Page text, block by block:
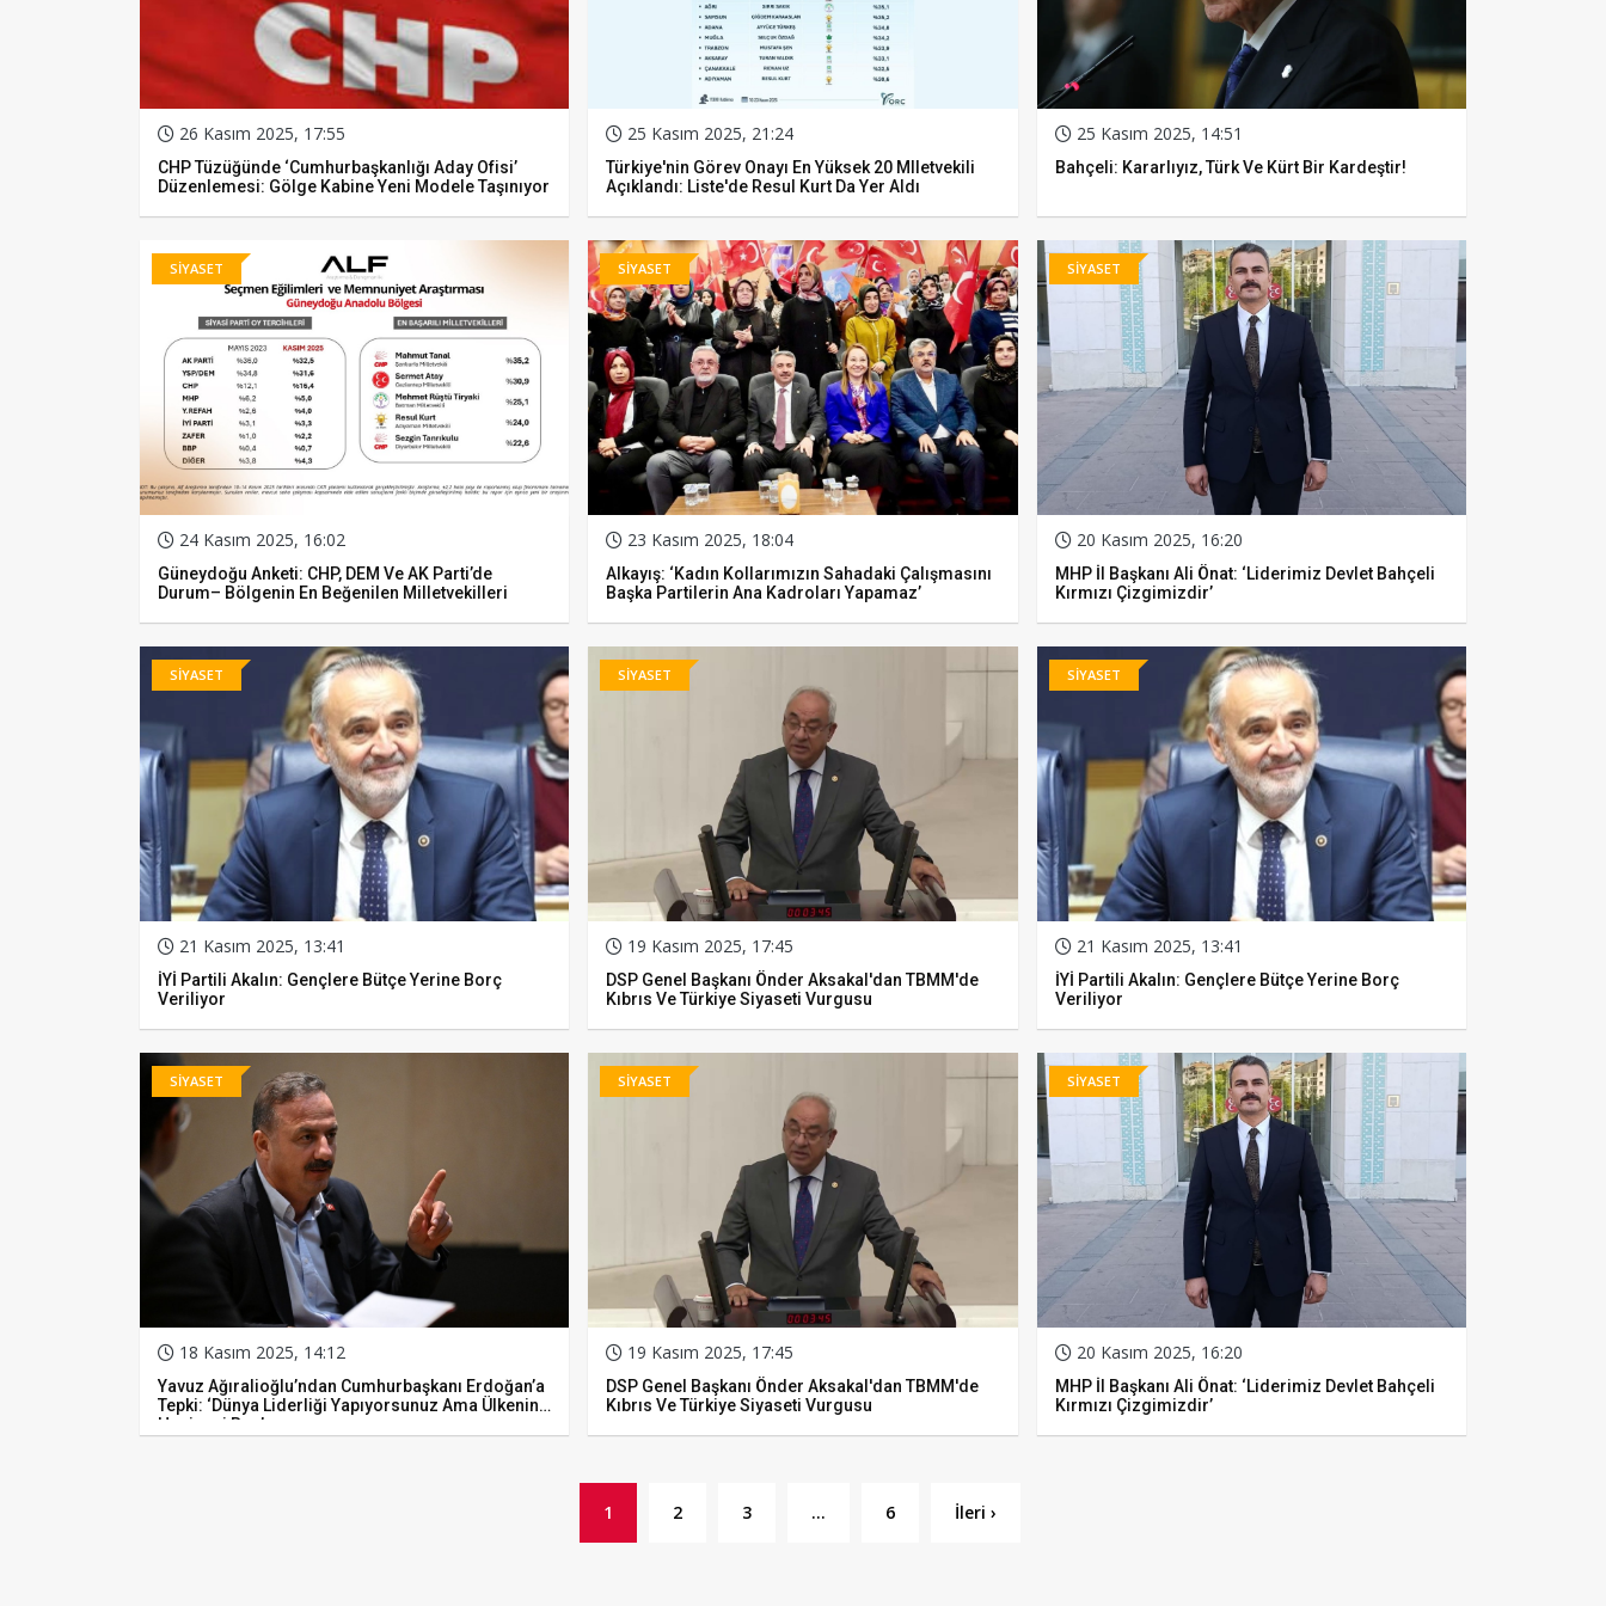
26 Kasım 2025, 17:55
CHP Tüzüğünde ‘Cumhurbaşkanlığı Aday Ofisi’
Düzenlemesi: Gölge Kabine Yeni Modele Taşınıyor
25 Kasım 2025, 21:24
Türkiye'nin Görev Onayı En Yüksek 20 Mlletvekili
Açıklandı: Liste'de Resul Kurt Da Yer Aldı
25 Kasım 2025, 14:51
Bahçeli: Kararlıyız, Türk Ve Kürt Bir Kardeştir!
SİYASET
24 Kasım 2025, 16:02
Güneydoğu Anketi: CHP, DEM Ve AK Parti’de
Durum– Bölgenin En Beğenilen Milletvekilleri
SİYASET
23 Kasım 2025, 18:04
Alkayış: ‘Kadın Kollarımızın Sahadaki Çalışmasını
Başka Partilerin Ana Kadroları Yapamaz’
SİYASET
20 Kasım 2025, 16:20
MHP İl Başkanı Ali Önat: ‘Liderimiz Devlet Bahçeli
Kırmızı Çizgimizdir’
SİYASET
21 Kasım 2025, 13:41
İYİ Partili Akalın: Gençlere Bütçe Yerine Borç
Veriliyor
SİYASET
19 Kasım 2025, 17:45
DSP Genel Başkanı Önder Aksakal'dan TBMM'de
Kıbrıs Ve Türkiye Siyaseti Vurgusu
SİYASET
21 Kasım 2025, 13:41
İYİ Partili Akalın: Gençlere Bütçe Yerine Borç
Veriliyor
SİYASET
18 Kasım 2025, 14:12
Yavuz Ağıralioğlu’ndan Cumhurbaşkanı Erdoğan’a
Tepki: ‘Dünya Liderliği Yapıyorsunuz Ama Ülkenin
Hazinesi Boş’
SİYASET
19 Kasım 2025, 17:45
DSP Genel Başkanı Önder Aksakal'dan TBMM'de
Kıbrıs Ve Türkiye Siyaseti Vurgusu
SİYASET
20 Kasım 2025, 16:20
MHP İl Başkanı Ali Önat: ‘Liderimiz Devlet Bahçeli
Kırmızı Çizgimizdir’
1 2 3 … 6 İleri ›